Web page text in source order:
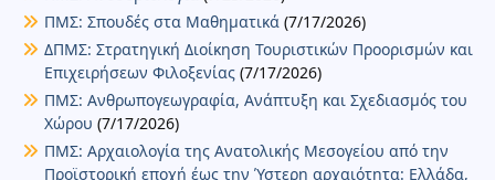
ΠΜΣ: Σπουδές στα Μαθηματικά (7/17/2026)
ΔΠΜΣ: Στρατηγική Διοίκηση Τουριστικών Προορισμών και
Επιχειρήσεων Φιλοξενίας (7/17/2026)
ΠΜΣ: Ανθρωπογεωγραφία, Ανάπτυξη και Σχεδιασμός του
Χώρου (7/17/2026)
ΠΜΣ: Αρχαιολογία της Ανατολικής Μεσογείου από την
Προϊστορική εποχή έως την Ύστερη αρχαιότητα: Ελλάδα,